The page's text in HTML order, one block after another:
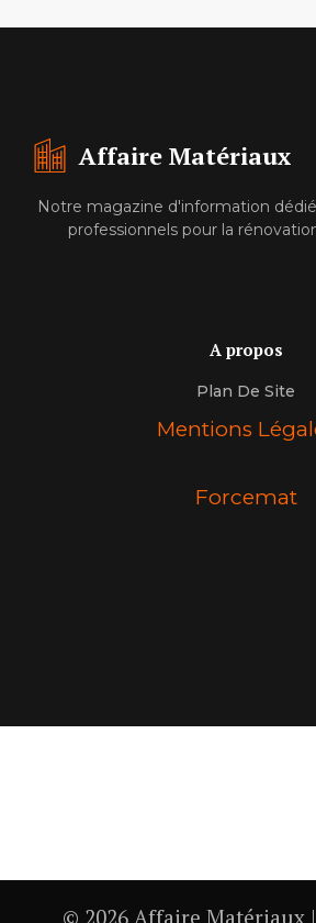
Affaire Matériaux
Notre magazine d'information
professionnels pour la
A propos
Plan De Site
Mentions
Forcemat
© 2026 Affaire Matériaux